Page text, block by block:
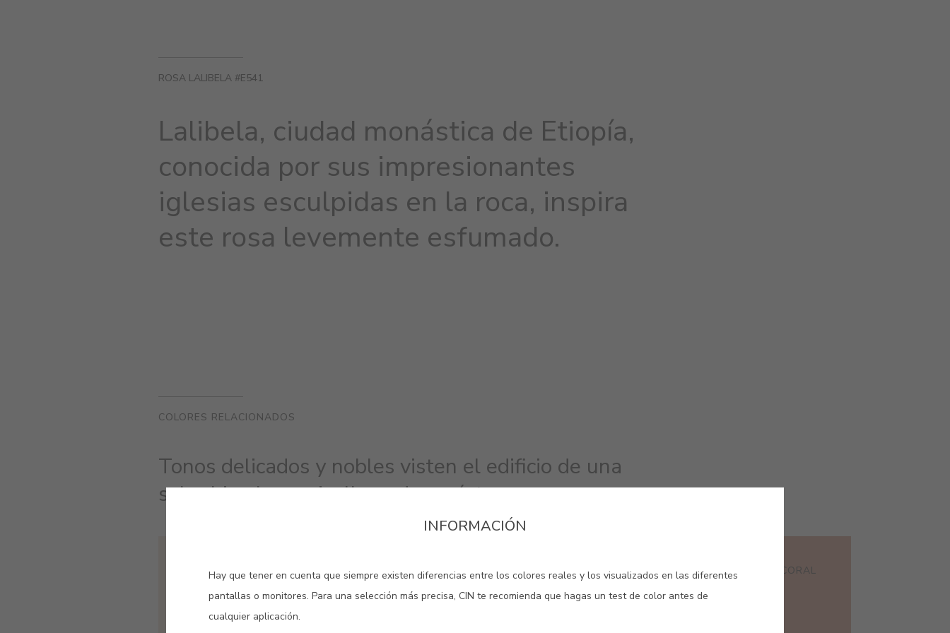
ROSA LALIBELA #E541
Lalibela, ciudad monástica de Etiopía,
conocida por sus impresionantes
iglesias esculpidas en la roca, inspira
este rosa levemente esfumado.
COLORES RELACIONADOS
Tonos delicados y nobles visten el edificio de una
soberbia elegancia, llena de carácter.
ROSA SUSPIRO
ROSA LAPA
ROSA CAIRO
ROSA ALMAGRE
TIERRA CORAL
INFORMACIÓN
Hay que tener en cuenta que siempre existen diferencias entre los colores reales y los visualizados en las diferentes
pantallas o monitores. Para una selección más precisa, CIN te recomienda que hagas un test de color antes de
cualquier aplicación.